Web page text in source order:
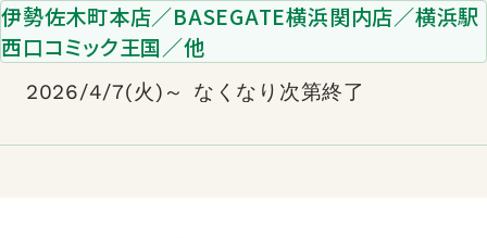
伊勢佐木町本店／BASEGATE横浜関内店／横浜駅
西口コミック王国／他
2026/4/7(火)～ なくなり次第終了